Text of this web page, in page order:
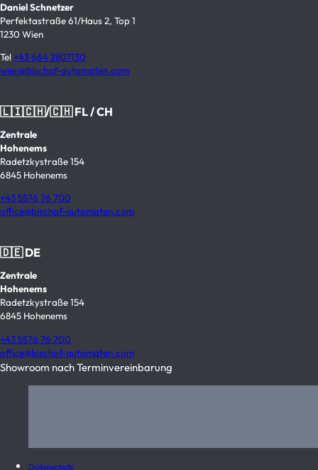
Daniel Schnetzer
Perfektastraße 61/Haus 2, Top 1
1230 Wien
Tel +43 664 2807130
wien@bischof-automaten.com
🇱🇮🇨🇭/🇨🇭 FL / CH
Zentrale
Hohenems
Radetzkystraße 154
6845 Hohenems
+43 5576 76 700
office@bischof-automaten.com
🇩🇪 DE
Zentrale
Hohenems
Radetzkystraße 154
6845 Hohenems
+43 5576 76 700
office@bischof-automaten.com
Showroom nach Terminvereinbarung
Datenschutz